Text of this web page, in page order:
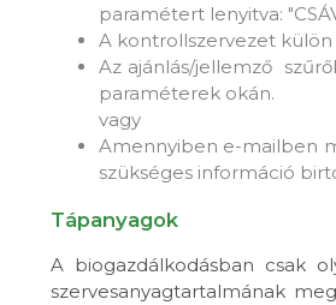
paramétert lenyitva:
A kontrollszervezet
Az ajánlás/jellemző
paraméterek okán.
vagy
Amennyiben e-mailben
szükséges információ
Tápanyagok
A biogazdálkodásban csak
szervesanyagtartalmának